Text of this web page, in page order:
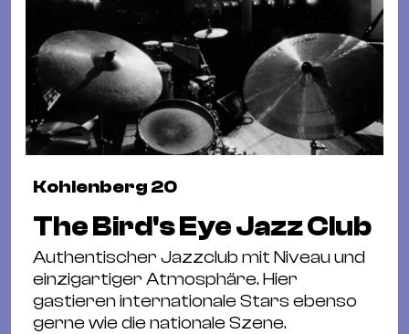
Kohlenberg 20
The Bird's Eye Jazz Club
Authentischer Jazzclub mit Niveau und
einzigartiger Atmosphäre. Hier
gastieren internationale Stars ebenso
gerne wie die nationale Szene.